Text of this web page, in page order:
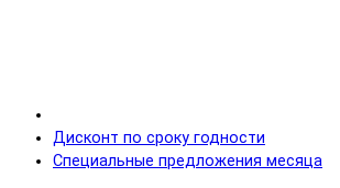
Дисконт по сроку годности
Специальные предложения месяца